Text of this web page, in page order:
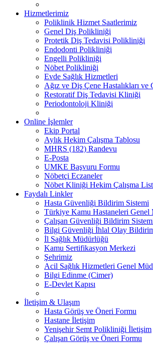
Hizmetlerimiz
Poliklinik Hizmet Saatlerimiz
Genel Diş Polikliniği
Protetik Diş Tedavisi Polikliniği
Endodonti Polikliniği
Engelli Polikliniği
Nöbet Polikliniği
Evde Sağlık Hizmetleri
Ağız ve Diş Çene Hastalıkları
Restoratif Diş Tedavisi Kliniği
Periodontoloji Kliniği
Online İşlemler
Ekip Portal
Aylık Hekim Çalışma Tablosu
MHRS (182) Randevu
E-Posta
UMKE Başvuru Formu
Nöbetçi Eczaneler
Nöbet Kliniği Hekim Çalışma
Faydalı Linkler
Hasta Güvenliği Bildirim Sistemi
Türkiye Kamu Hastaneleri Genel
Çalışan Güvenliği Bildirim
Bilgi Güvenliği İhlal Olay
İl Sağlık Müdürlüğü
Kamu Sertifikasyon Merkezi
Şehrimiz
Acil Sağlık Hizmetleri Genel
Bilgi Edinme (Cimer)
E-Devlet Kapısı
İletişim & Ulaşım
Hasta Görüş ve Öneri Formu
Hastane İletişim
Yenişehir Semt Polikliniği İletişim
Çalışan Görüş ve Öneri Formu